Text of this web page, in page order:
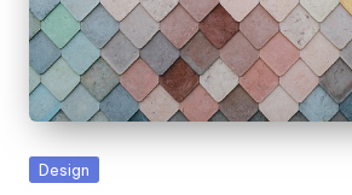
Posted
Design